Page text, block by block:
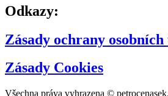
Odkazy:
Zásady ochrany
Zásady Cookies
Všechna práva vyhrazena ©